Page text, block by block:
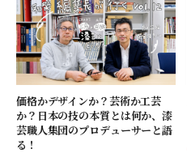
価格かデザインか？芸術か工芸
か？日本の技の本質とは何か、漆
芸職人集団のプロデューサーと語
る！